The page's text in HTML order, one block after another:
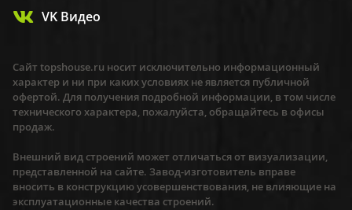
VK Видео
Сайт topshouse.ru носит исключительно информационный
характер и ни при каких условиях не является публичной
офертой. Для получения подробной информации, в том числе
технического характера, пожалуйста, обращайтесь в офисы
продаж.
Внешний вид строений может отличаться от визуализации,
представленной на сайте. Завод-изготовитель вправе
вносить в конструкцию усовершенствования, не влияющие на
эксплуатационные качества строений.